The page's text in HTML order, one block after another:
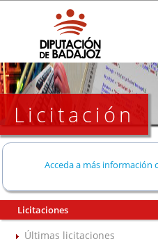
Licitación
Acceda a más información
Licitaciones
Últimas licitaciones